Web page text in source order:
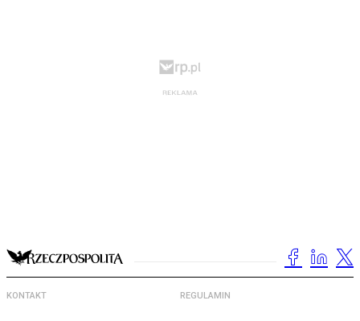
KONTAKT REGULAMIN